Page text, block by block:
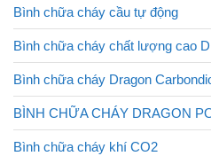
Bình chữa cháy cầu tự động
Bình chữa cháy chất lượng cao
Bình chữa cháy Dragon
BÌNH CHỮA CHÁY DRAGON
Bình chữa cháy khí CO2